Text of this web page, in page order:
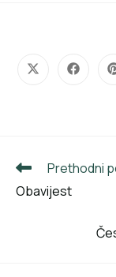
Prethodni
Obavijest